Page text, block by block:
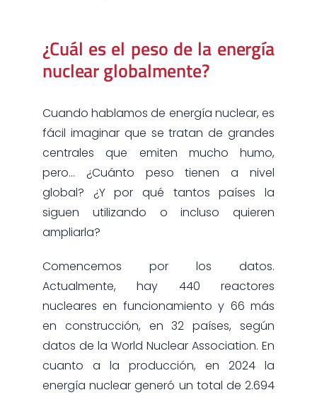
¿Cuál es el peso de la energía
nuclear globalmente?
Cuando hablamos de energía nuclear, es
fácil imaginar que se tratan de grandes
centrales que emiten mucho humo,
pero… ¿Cuánto peso tienen a nivel
global? ¿Y por qué tantos países la
siguen utilizando o incluso quieren
ampliarla?
Comencemos por los datos.
Actualmente, hay 440 reactores
nucleares en funcionamiento y 66 más
en construcción, en 32 países, según
datos de la World Nuclear Association. En
cuanto a la producción, en 2024 la
energía nuclear generó un total de 2.694